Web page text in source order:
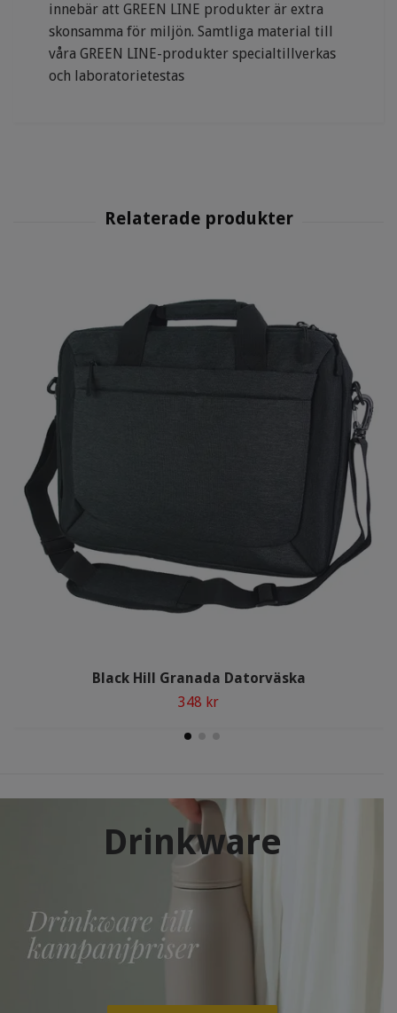
Drinkware
innebär att GREEN LINE produkter är extra
skonsamma för miljön. Samtliga material till
våra GREEN LINE-produkter specialtillverkas
och laboratorietestas
Black Hill Granada Datorväska
348 kr